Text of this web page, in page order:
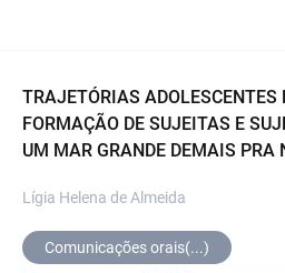
TRAJETÓRIAS ADOLESCENTES
FORMAÇÃO DE SUJEITAS E
UM MAR GRANDE DEMAIS PRA
Lígia Helena de Almeida
Comunicações orais(...)